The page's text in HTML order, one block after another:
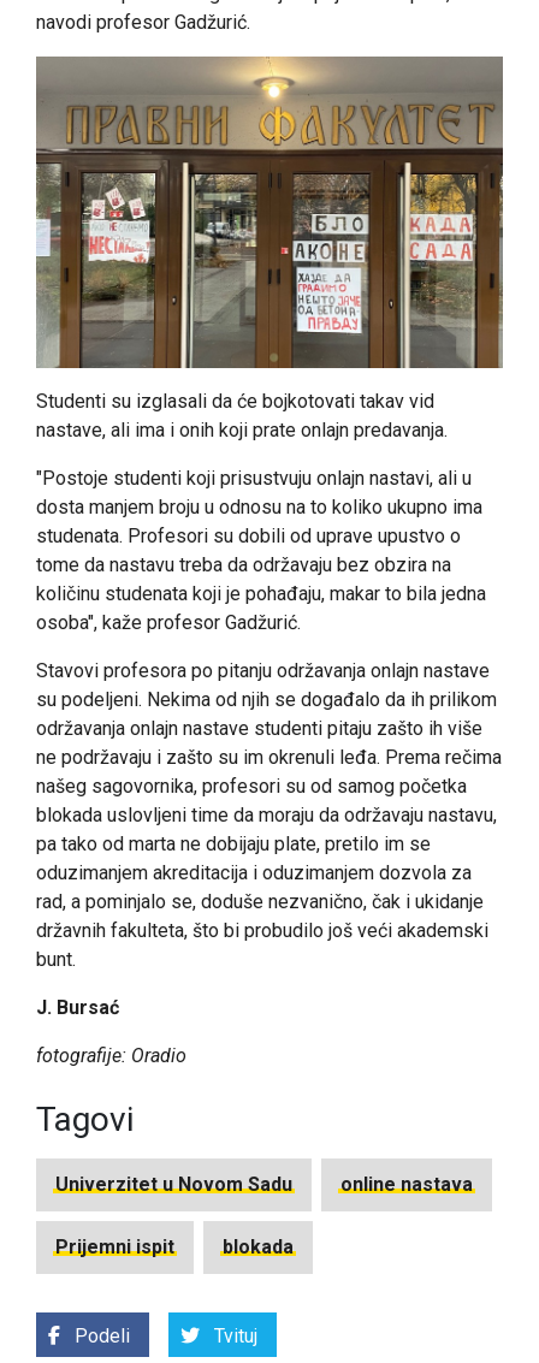
navodi profesor Gadžurić.
Studenti su izglasali da će bojkotovati takav vid
nastave, ali ima i onih koji prate onlajn predavanja.
"Postoje studenti koji prisustvuju onlajn nastavi, ali u
dosta manjem broju u odnosu na to koliko ukupno ima
studenata. Profesori su dobili od uprave upustvo o
tome da nastavu treba da održavaju bez obzira na
količinu studenata koji je pohađaju, makar to bila jedna
osoba", kaže profesor Gadžurić.
Stavovi profesora po pitanju održavanja onlajn nastave
su podeljeni. Nekima od njih se događalo da ih prilikom
održavanja onlajn nastave studenti pitaju zašto ih više
ne podržavaju i zašto su im okrenuli leđa. Prema rečima
našeg sagovornika, profesori su od samog početka
blokada uslovljeni time da moraju da održavaju nastavu,
pa tako od marta ne dobijaju plate, pretilo im se
oduzimanjem akreditacija i oduzimanjem dozvola za
rad, a pominjalo se, doduše nezvanično, čak i ukidanje
državnih fakulteta, što bi probudilo još veći akademski
bunt.
J. Bursać
fotografije: Oradio
Tagovi
Univerzitet u Novom Sadu online nastava
Prijemni ispit blokada
Podeli Tvituj